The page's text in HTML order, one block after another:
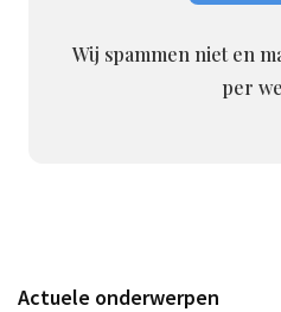
Wij spammen niet en
per
Actuele onderwerpen